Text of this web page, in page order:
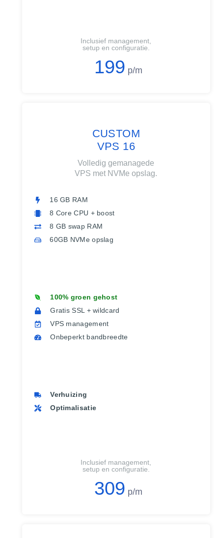
199 p/m​
Inclusief management,
setup en configuratie.
CUSTOM
VPS 16
Volledig gemanagede
VPS met NVMe opslag.
309 p/m​
16 GB RAM
8 Core CPU + boost
8 GB swap RAM
60GB NVMe opslag
100% groen gehost
Gratis SSL + wildcard
VPS management
Onbeperkt bandbreedte
Verhuizing
Optimalisatie
Inclusief management,
setup en configuratie.